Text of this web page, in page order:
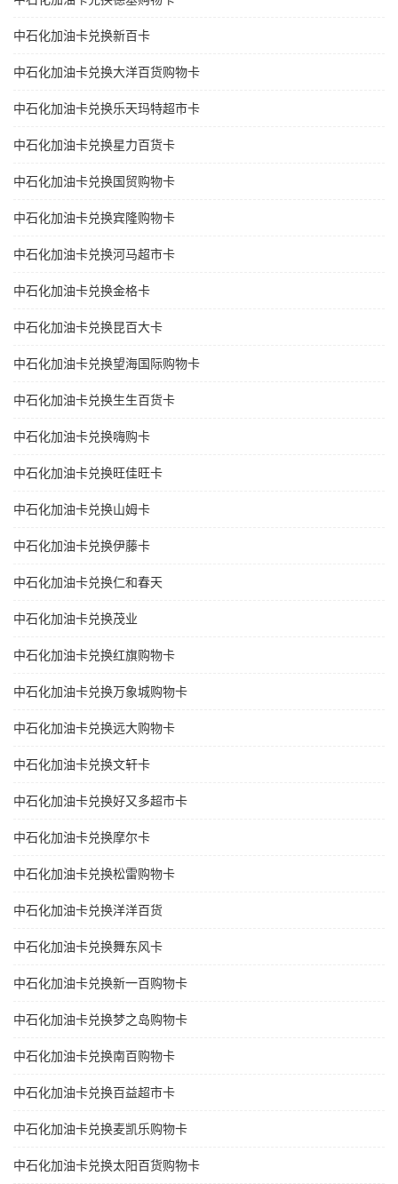
中石化加油卡兑换新百卡
中石化加油卡兑换大洋百货购物卡
中石化加油卡兑换乐天玛特超市卡
中石化加油卡兑换星力百货卡
中石化加油卡兑换国贸购物卡
中石化加油卡兑换宾隆购物卡
中石化加油卡兑换河马超市卡
中石化加油卡兑换金格卡
中石化加油卡兑换昆百大卡
中石化加油卡兑换望海国际购物卡
中石化加油卡兑换生生百货卡
中石化加油卡兑换嗨购卡
中石化加油卡兑换旺佳旺卡
中石化加油卡兑换山姆卡
中石化加油卡兑换伊藤卡
中石化加油卡兑换仁和春天
中石化加油卡兑换茂业
中石化加油卡兑换红旗购物卡
中石化加油卡兑换万象城购物卡
中石化加油卡兑换远大购物卡
中石化加油卡兑换文轩卡
中石化加油卡兑换好又多超市卡
中石化加油卡兑换摩尔卡
中石化加油卡兑换松雷购物卡
中石化加油卡兑换洋洋百货
中石化加油卡兑换舞东风卡
中石化加油卡兑换新一百购物卡
中石化加油卡兑换梦之岛购物卡
中石化加油卡兑换南百购物卡
中石化加油卡兑换百益超市卡
中石化加油卡兑换麦凯乐购物卡
中石化加油卡兑换太阳百货购物卡